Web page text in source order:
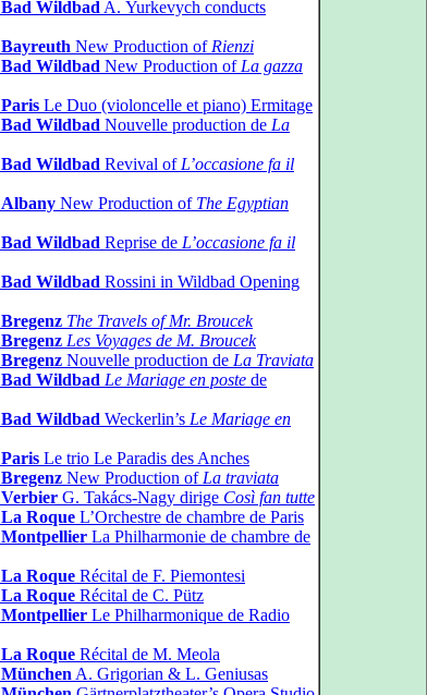
Bad Wildbad A. Yurkevych conducts
Bayreuth New Production of Rienzi
Bad Wildbad New Production of La gazza
Paris Le Duo (violoncelle et piano) Ermitage
Bad Wildbad Nouvelle production de La
Bad Wildbad Revival of L’occasione fa il
Albany New Production of The Egyptian
Bad Wildbad Reprise de L’occasione fa il
Bad Wildbad Rossini in Wildbad Opening
Bregenz The Travels of Mr. Broucek
Bregenz Les Voyages de M. Broucek
Bregenz Nouvelle production de La Traviata
Bad Wildbad Le Mariage en poste de
Bad Wildbad Weckerlin’s Le Mariage en
Paris Le trio Le Paradis des Anches
Bregenz New Production of La traviata
Verbier G. Takács-Nagy dirige Così fan tutte
La Roque L’Orchestre de chambre de Paris
Montpellier La Philharmonie de chambre de
La Roque Récital de F. Piemontesi
La Roque Récital de C. Pütz
Montpellier Le Philharmonique de Radio
La Roque Récital de M. Meola
München A. Grigorian & L. Geniusas